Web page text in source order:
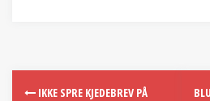
IKKE SPRE KJEDEBREV PÅ